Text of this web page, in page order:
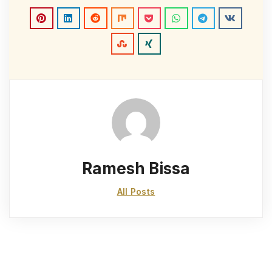
Ramesh Bissa
All Posts